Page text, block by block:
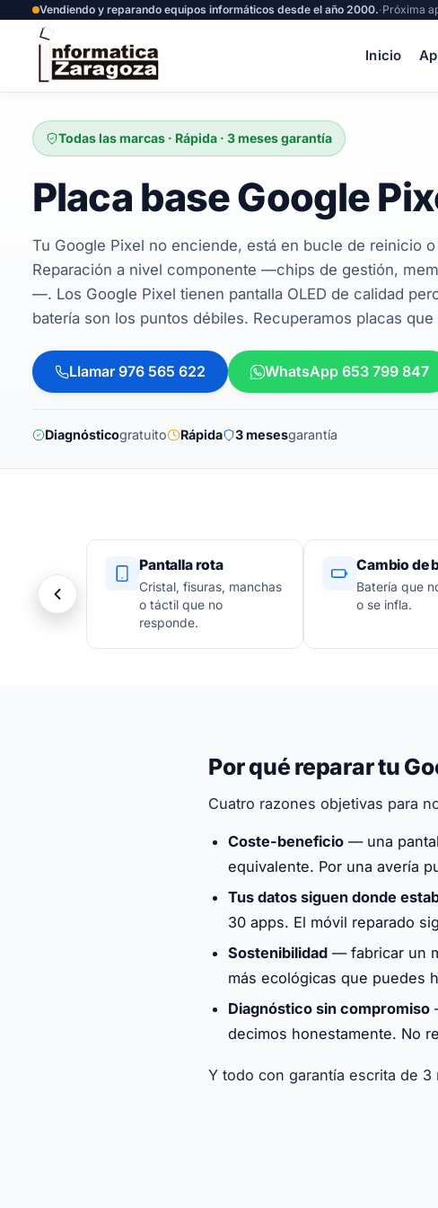
Vendiendo y reparando equipos informáticos desde el año 2000.·Próxima
Inicio
Todas las marcas · Rápida · 3 meses garantía
Placa base Google
Tu Google Pixel no enciende, está en bucle de reinicio
Reparación a nivel componente —chips de gestión,
—. Los Google Pixel tienen pantalla OLED de calidad
batería son los puntos débiles. Recuperamos placas
Llamar 976 565 622 WhatsApp 653 799 847
Diagnósticogratuito Rápida 3 mesesgarantía
Pantalla rota
Cristal, fisuras, manchas
o táctil que no
responde.
Cambio de
Batería que
o se infla.
Por qué reparar tu
Cuatro razones objetivas para
Coste-beneficio — una
equivalente. Por una avería
Tus datos siguen donde
30 apps. El móvil reparado
Sostenibilidad — fabricar un
más ecológicas que puedes
Diagnóstico sin compromiso
decimos honestamente. No
Y todo con garantía escrita de